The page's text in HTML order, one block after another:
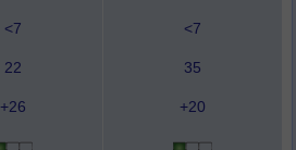
<7 <7
22 35
+26 +20